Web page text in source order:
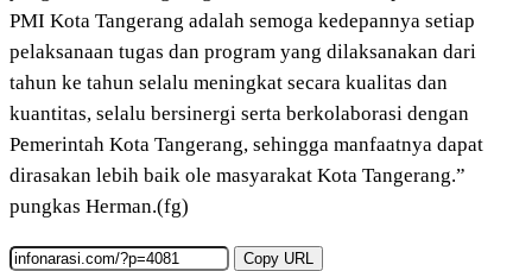
PMI Kota Tangerang adalah semoga kedepannya setiap
pelaksanaan tugas dan program yang dilaksanakan dari
tahun ke tahun selalu meningkat secara kualitas dan
kuantitas, selalu bersinergi serta berkolaborasi dengan
Pemerintah Kota Tangerang, sehingga manfaatnya dapat
dirasakan lebih baik ole masyarakat Kota Tangerang.”
pungkas Herman.(fg)
Copy URL